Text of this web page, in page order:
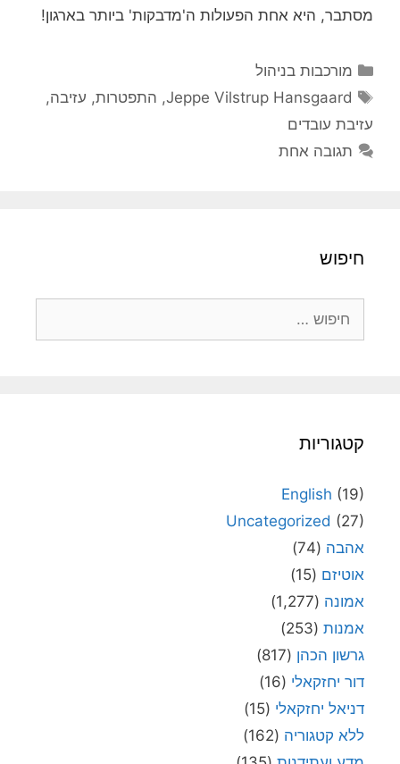
מסתבר, היא אחת הפעולות ה'מדבקות' ביותר בארגון!
קטגוריות
מורכבות בניהול
תגיות
Jeppe Vilstrup Hansgaard
, התפטרות, עזיבה,
עזיבת עובדים
תגובה אחת
חיפוש
קטגוריות
English (19)
Uncategorized (27)
אהבה (74)
אוטיזם (15)
אמונה (1,277)
אמנות (253)
גרשון הכהן (817)
דור יחזקאלי (16)
דניאל יחזקאלי (15)
ללא קטגוריה (162)